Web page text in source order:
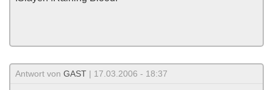
Antwort von GAST | 17.03.2006 - 18:37